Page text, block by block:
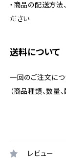
・商品の配送方法
ださい
送料について
一回のご注文につ
（商品種類、数量
レビュー